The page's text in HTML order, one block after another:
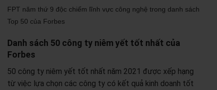
FPT năm thứ 9 độc chiếm lĩnh vực công nghệ trong danh sách
Top 50 của Forbes
Danh sách 50 công ty niêm yết tốt nhất của
Forbes
50 công ty niêm yết tốt nhất năm 2021 được xếp hạng
từ việc lựa chọn các công ty có kết quả kinh doanh tốt